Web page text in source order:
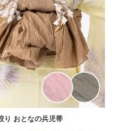
り おとなの兵児帯